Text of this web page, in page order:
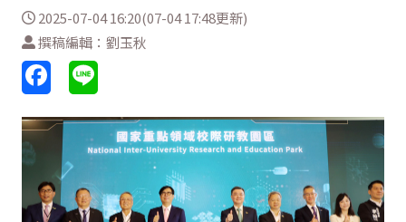
2025-07-04 16:20(07-04 17:48更新)
撰稿編輯：劉玉秋